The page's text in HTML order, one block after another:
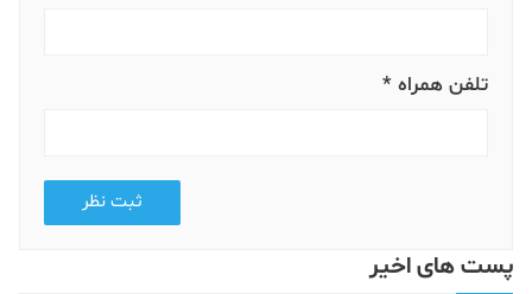
تلفن همراه *
ثبت نظر
پست های اخیر